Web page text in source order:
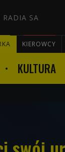
RADIA SA
KIEROWCY
KULTURA